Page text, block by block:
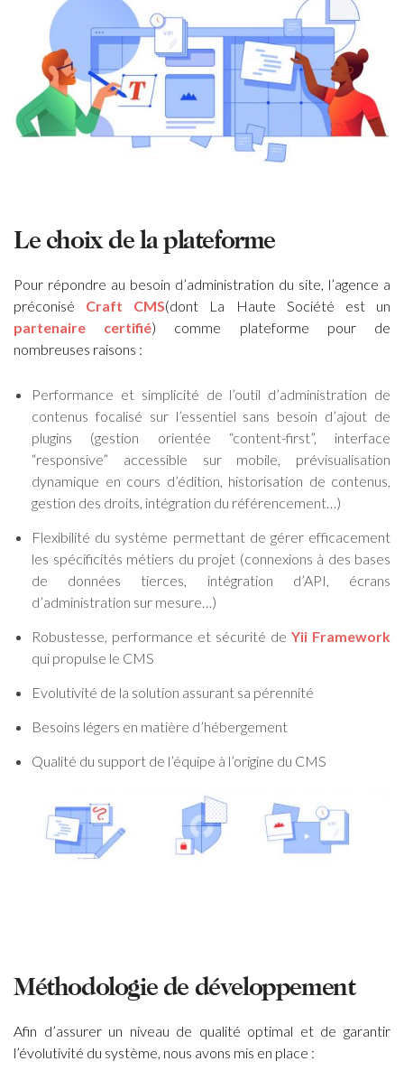
Le choix de la plateforme
Pour répondre au besoin d’administration du site, l’agence a
préconisé Craft CMS(dont La Haute Société est un
partenaire certifié) comme plateforme pour de
nombreuses raisons :
Performance et simplicité de l’outil d’administration de
contenus focalisé sur l’essentiel sans besoin d’ajout de
plugins (gestion orientée “content-first”, interface
“responsive” accessible sur mobile, prévisualisation
dynamique en cours d’édition, historisation de contenus,
gestion des droits, intégration du référencement…)
Flexibilité du système permettant de gérer efficacement
les spécificités métiers du projet (connexions à des bases
de données tierces, intégration d’API, écrans
d’administration sur mesure…)
Robustesse, performance et sécurité de Yii Framework
qui propulse le CMS
Evolutivité de la solution assurant sa pérennité
Besoins légers en matière d’hébergement
Qualité du support de l’équipe à l’origine du CMS
Méthodologie de développement
Afin d’assurer un niveau de qualité optimal et de garantir
l’évolutivité du système, nous avons mis en place :